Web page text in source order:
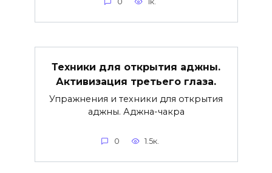
Техники для открытия аджны.
Активизация третьего глаза.
Упражнения и техники для открытия
аджны. Аджна-чакра
0 1.5к.